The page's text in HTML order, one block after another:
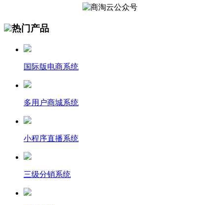
热门产品
国际版电商系统
多用户商城系统
小程序直播系统
三级分销系统